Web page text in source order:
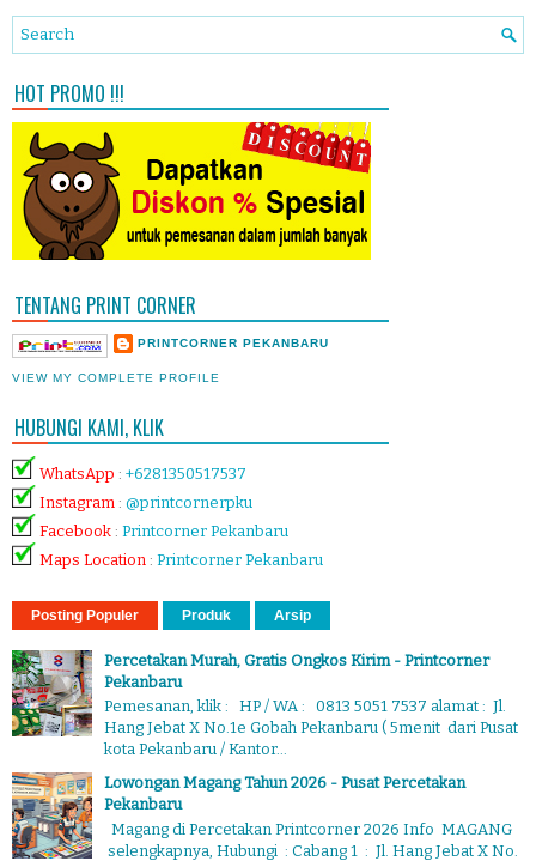
HOT PROMO !!!
TENTANG PRINT CORNER
PRINTCORNER PEKANBARU
VIEW MY COMPLETE PROFILE
HUBUNGI KAMI, KLIK
WhatsApp : +6281350517537
Instagram : @printcornerpku
Facebook : Printcorner Pekanbaru
Maps Location : Printcorner Pekanbaru
Posting Populer Produk Arsip
Percetakan Murah, Gratis Ongkos Kirim - Printcorner
Pekanbaru
Pemesanan, klik : HP / WA : 0813 5051 7537 alamat : Jl.
Hang Jebat X No.1e Gobah Pekanbaru ( 5menit dari Pusat
kota Pekanbaru / Kantor...
Lowongan Magang Tahun 2026 - Pusat Percetakan
Pekanbaru
Magang di Percetakan Printcorner 2026 Info MAGANG
selengkapnya, Hubungi : Cabang 1 : Jl. Hang Jebat X No.